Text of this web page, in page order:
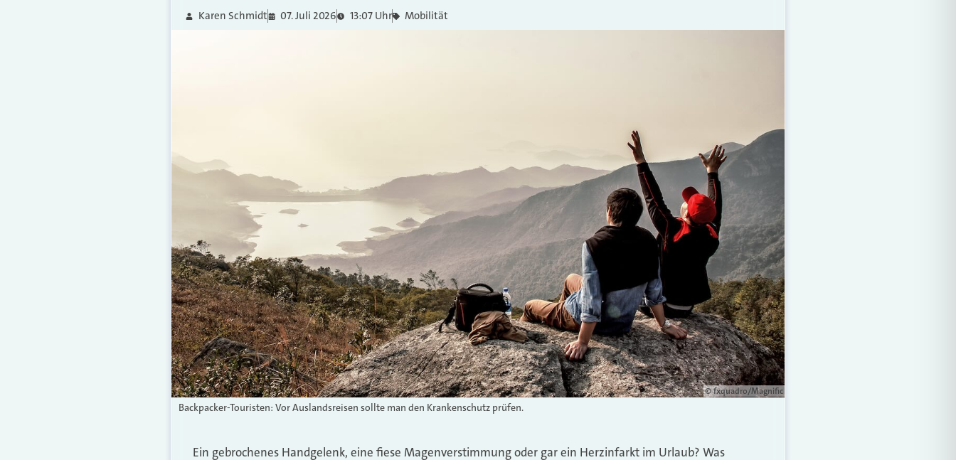
Karen Schmidt 07. Juli 2026 13:07 Uhr Mobilität
© fxquadro/Magnific
Backpacker-Touristen: Vor Auslandsreisen sollte man den Krankenschutz prüfen.
Ein gebrochenes Handgelenk, eine fiese Magenverstimmung oder gar ein Herzinfarkt im Urlaub? Was